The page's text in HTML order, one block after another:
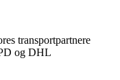
transportpartnere
og DHL